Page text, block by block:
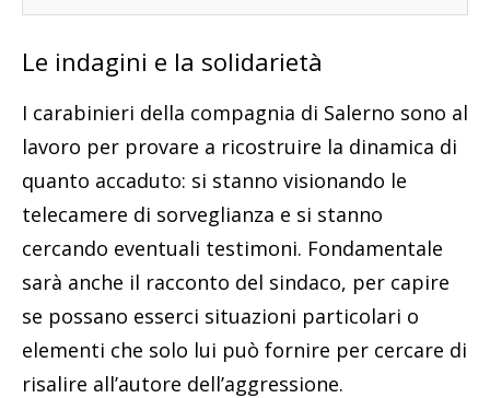
Le indagini e la solidarietà
I carabinieri della compagnia di Salerno sono al
lavoro per provare a ricostruire la dinamica di
quanto accaduto: si stanno visionando le
telecamere di sorveglianza e si stanno
cercando eventuali testimoni. Fondamentale
sarà anche il racconto del sindaco, per capire
se possano esserci situazioni particolari o
elementi che solo lui può fornire per cercare di
risalire all’autore dell’aggressione.